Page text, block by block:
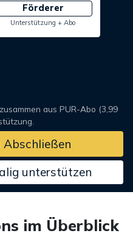
Förderer
Unterstützung + Abo
aus PUR-Abo (3,99
unterstützen
im Überblick